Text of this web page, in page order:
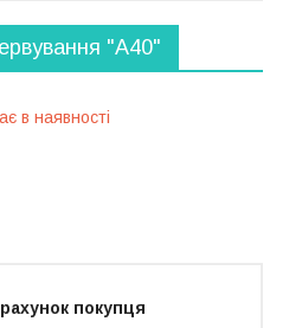
"А40"
в наявності
покупця